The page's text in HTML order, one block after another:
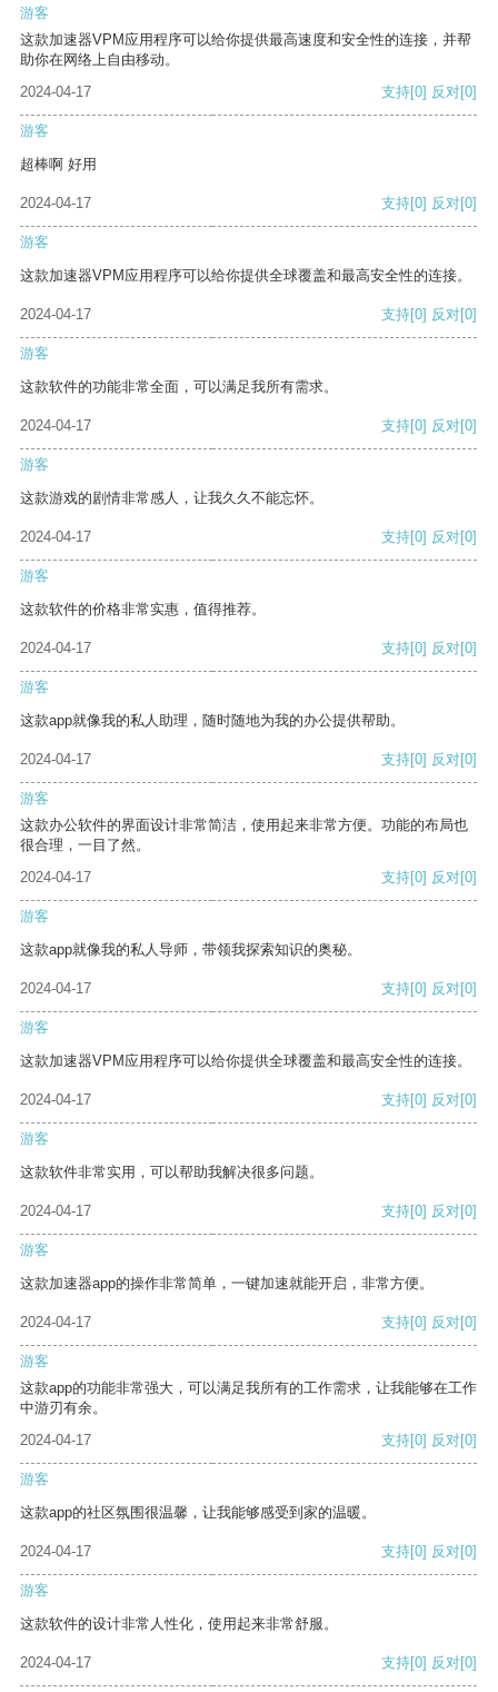
游客
这款加速器VPM应用程序可以给你提供最高速度和安全性的连接，并帮
助你在网络上自由移动。
2024-04-17
支持[0] 反对[0]
游客
超棒啊 好用
2024-04-17 支持[0] 反对[0]
游客
这款加速器VPM应用程序可以给你提供全球覆盖和最高安全性的连接。
2024-04-17 支持[0] 反对[0]
游客
这款软件的功能非常全面，可以满足我所有需求。
2024-04-17 支持[0] 反对[0]
游客
这款游戏的剧情非常感人，让我久久不能忘怀。
2024-04-17 支持[0] 反对[0]
游客
这款软件的价格非常实惠，值得推荐。
2024-04-17 支持[0] 反对[0]
游客
这款app就像我的私人助理，随时随地为我的办公提供帮助。
2024-04-17 支持[0] 反对[0]
游客
这款办公软件的界面设计非常简洁，使用起来非常方便。功能的布局也
很合理，一目了然。
2024-04-17
支持[0] 反对[0]
游客
这款app就像我的私人导师，带领我探索知识的奥秘。
2024-04-17 支持[0] 反对[0]
游客
这款加速器VPM应用程序可以给你提供全球覆盖和最高安全性的连接。
2024-04-17 支持[0] 反对[0]
游客
这款软件非常实用，可以帮助我解决很多问题。
2024-04-17 支持[0] 反对[0]
游客
这款加速器app的操作非常简单，一键加速就能开启，非常方便。
2024-04-17 支持[0] 反对[0]
游客
这款app的功能非常强大，可以满足我所有的工作需求，让我能够在工作
中游刃有余。
2024-04-17
支持[0] 反对[0]
游客
这款app的社区氛围很温馨，让我能够感受到家的温暖。
2024-04-17 支持[0] 反对[0]
游客
这款软件的设计非常人性化，使用起来非常舒服。
2024-04-17 支持[0] 反对[0]